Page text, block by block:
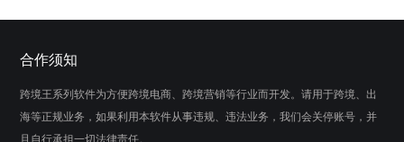
合作须知
跨境王系列软件为方便跨境电商、跨境营销等行业而开发。请用于跨境、出
海等正规业务，如果利用本软件从事违规、违法业务，我们会关停账号，并
且自行承担一切法律责任。